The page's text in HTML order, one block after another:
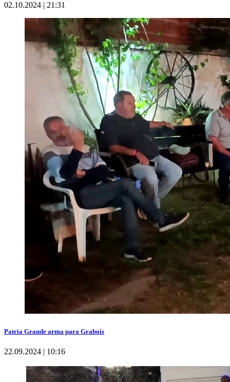
02.10.2024 | 21:31
Patria Grande arma para Grabois
22.09.2024 | 10:16